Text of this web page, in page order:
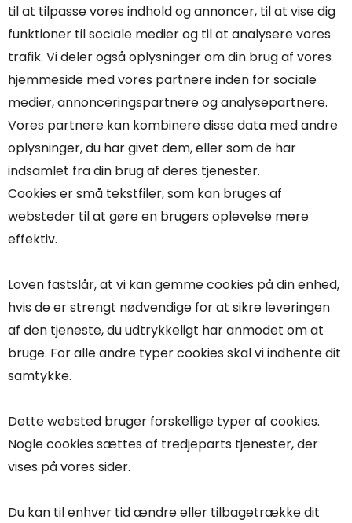
til at tilpasse vores indhold og annoncer, til at vise dig
funktioner til sociale medier og til at analysere vores
trafik. Vi deler også oplysninger om din brug af vores
hjemmeside med vores partnere inden for sociale
medier, annonceringspartnere og analysepartnere.
Vores partnere kan kombinere disse data med andre
oplysninger, du har givet dem, eller som de har
indsamlet fra din brug af deres tjenester.
Cookies er små tekstfiler, som kan bruges af
websteder til at gøre en brugers oplevelse mere
effektiv.
Loven fastslår, at vi kan gemme cookies på din enhed,
hvis de er strengt nødvendige for at sikre leveringen
af den tjeneste, du udtrykkeligt har anmodet om at
bruge. For alle andre typer cookies skal vi indhente dit
samtykke.
Dette websted bruger forskellige typer af cookies.
Nogle cookies sættes af tredjeparts tjenester, der
vises på vores sider.
Du kan til enhver tid ændre eller tilbagetrække dit